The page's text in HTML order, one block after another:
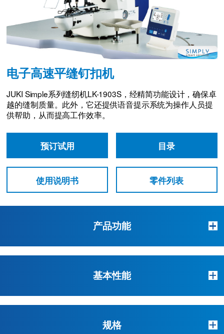
电子高速平缝钉扣机
JUKI Simple系列缝纫机LK-1903S，经精简功能设计，确保卓
越的缝制质量。此外，它还提供语音提示系统为操作人员提
供帮助，从而提高工作效率。
预订试用 目录
使用说明书 零件列表
产品功能
基本性能
规格